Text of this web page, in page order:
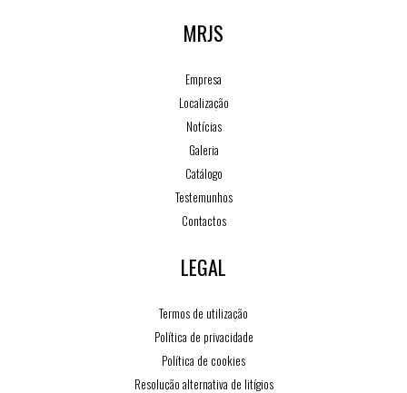
MRJS
Empresa
Localização
Notícias
Galeria
Catálogo
Testemunhos
Contactos
LEGAL
Termos de utilização
Política de privacidade
Política de cookies
Resolução alternativa de litígios